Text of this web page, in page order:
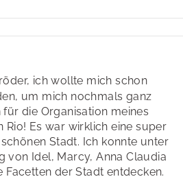
ich wollte mich schon
um mich nochmals ganz
die Organisation meines
Rio! Es war wirklich eine super
Stadt. Ich konnte unter
von Idel, Marcy, Anna Claudia
Facetten der Stadt entdecken.